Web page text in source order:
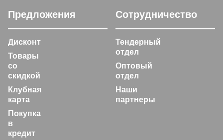
Предложения
Дисконт
Товары
со
скидкой
Клубная
карта
Покупка
в
кредит
Сотрудничество
Тендерный
отдел
Оптовый
отдел
Наши
партнеры